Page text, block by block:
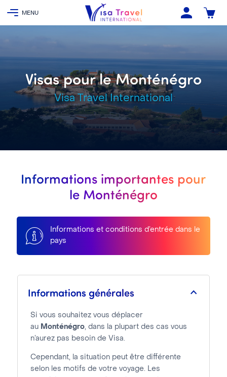
Visas pour le Monténégro
Visa Travel International
Informations importantes pour
le Monténégro
Informations et conditions d’entrée dans le
pays
Informations générales
Si vous souhaitez vous déplacer
au Monténégro, dans la plupart des cas vous
n’aurez pas besoin de Visa.
Cependant, la situation peut être différente
selon les motifs de votre voyage. Les